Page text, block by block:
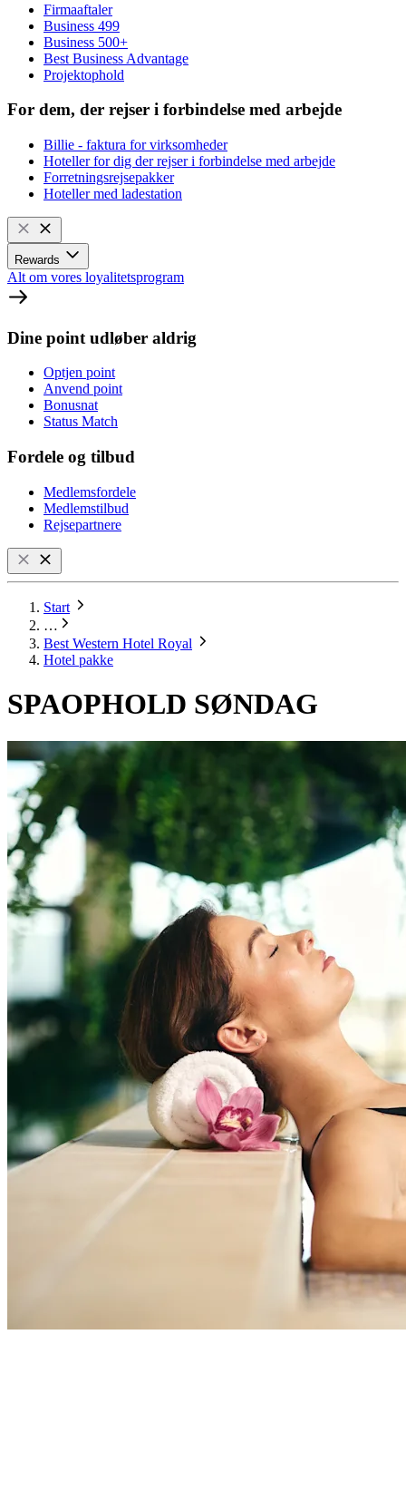
Firmaaftaler
Business 499
Business 500+
Best Business Advantage
Projektophold
For dem, der rejser i forbindelse med arbejde
Billie - faktura for virksomheder
Hoteller for dig der rejser i forbindelse med arbejde
Forretningsrejsepakker
Hoteller med ladestation
Rewards
Alt om vores loyalitetsprogram
Dine point udløber aldrig
Optjen point
Anvend point
Bonusnat
Status Match
Fordele og tilbud
Medlemsfordele
Medlemstilbud
Rejsepartnere
Start
…
Best Western Hotel Royal
Hotel pakke
SPAOPHOLD SØNDAG